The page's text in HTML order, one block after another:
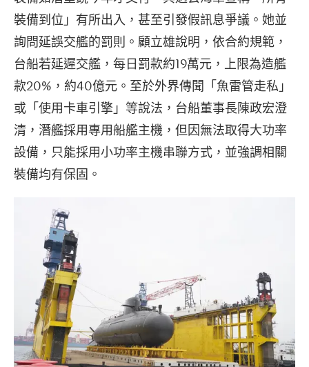
裝備到位」有所出入，甚至引發假訊息爭議。她並
詢問延誤交艦的罰則。顧立雄說明，依合約規範，
台船若延遲交艦，每日罰款約19萬元，上限為造艦
款20%，約40億元。至於外界傳聞「魚雷管走私」
或「使用卡車引擎」等說法，台船董事長陳政宏澄
清，潛艦採用專用船艦主機，但因無法取得大功率
設備，只能採用小功率主機串聯方式，並強調相關
裝備均有保固。